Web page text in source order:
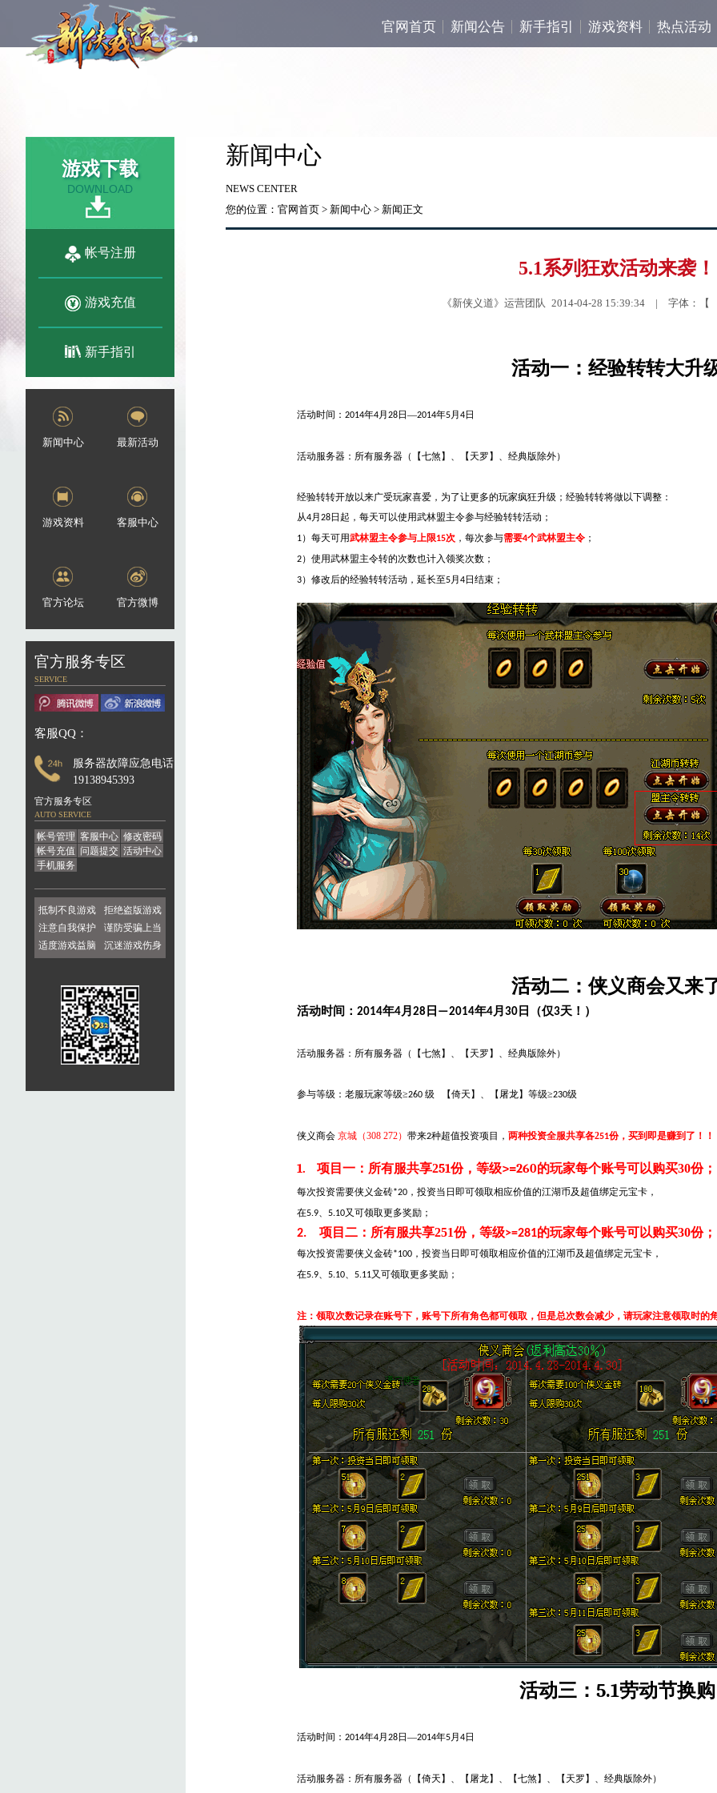
官网首页 新闻公告 新手指引 游戏资料 热点活动
游戏下载
DOWNLOAD
帐号注册
游戏充值
新手指引
新闻中心 最新活动
游戏资料 客服中心
官方论坛 官方微博
官方服务专区
SERVICE
客服QQ：
服务器故障应急电话：
19138945393
官方服务专区
AUTO SERVICE
帐号管理 客服中心 修改密码
帐号充值 问题提交 活动中心
手机服务
抵制不良游戏
拒绝盗版游戏
注意自我保护
谨防受骗上当
适度游戏益脑
沉迷游戏伤身
新闻中心
NEWS CENTER
您的位置： 官网首页 > 新闻中心 > 新闻正文
5.1系列狂欢活动来袭！
《新侠义道》运营团队 2014-04-28 15:39:34 | 字体：
活动一：经验转转大升
活动时间： 2014年4月 28日—2014年5月 4日
活动服务器：所有服务器（【七煞】、【天罗】、经典版除外）
经验转转开放以来广受玩家喜爱，为了让更多的玩家疯狂升级；经验转转将做以下调整：
从4月 28日起，每天可以使用武林盟主令参与经验转转活动；
1）每天可用武林盟主令参与上限15次 ，每次参与需要4个武林盟主令 ；
2）使用武林盟主令转的次数也计入领奖次数；
3）修改后的经验转转活动，延长至5月 4日结束；
活动二：侠义商会又来
活动时间： 2014年4 月 28 日 —2014年4 月 30 日（仅3天！）
活动服务器：所有服务器（【七煞】、【天罗】、经典版除外）
参与等级：老服玩家等级≥260 级 【倚天】、【屠龙】等级≥230级
侠义商会 京城（308 272） 带来2种超值投资项目， 两种投资全服共享各251份，买到即是赚到了！！
1. 项目一：所有服共享251份，等级>=260的玩家每个账号可以购买30份；
每次投资需要侠义金砖*20 ，投资当日即可领取相应价值的江湖币及超值绑定元宝卡，
在5.9、 5.10又可领取更多奖励；
2. 项目二：所有服共享251份，等级>=281的玩家每个账号可以购买30份；
每次投资需要侠义金砖*100 ，投资当日即可领取相应价值的江湖币及超值绑定元宝卡，
在5.9、 5.10、 5.11又可领取更多奖励；
注：领取次数记录在账号下，账号下所有角色都可领取，但是总次数会减少，请玩家注意领取时的
活动三： 5.1劳动节换购
活动时间： 2014年4月 28日—2014年5月 4日
活动服务器：所有服务器（【倚天】、【屠龙】、【七煞】、【天罗】、经典版除外）